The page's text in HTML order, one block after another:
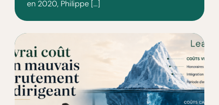
en 2020, Philippe […]